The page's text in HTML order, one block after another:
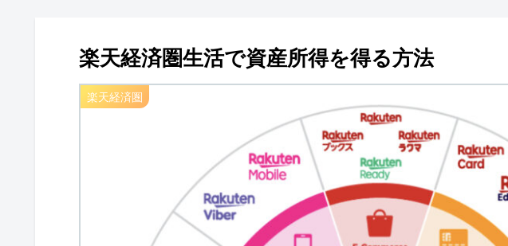
楽天経済圏生活で資産所得を得る方法
楽天経済圏